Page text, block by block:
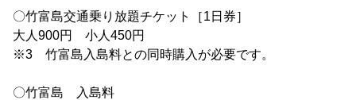
〇竹富島交通乗り放題チケット［1日券］
大人900円 小人450円
※3 竹富島入島料との同時購入が必要です。
〇竹富島 入島料